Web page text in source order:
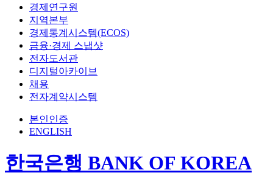
경제연구원
지역본부
경제통계시스템(ECOS)
금융·경제 스냅샷
전자도서관
디지털아카이브
채용
전자계약시스템
본인인증
ENGLISH
한국은행 BANK OF KOREA